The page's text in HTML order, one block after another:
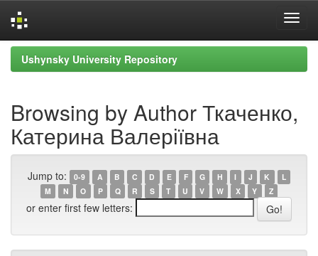
Skip
navigation
Ushynsky University Repository
Browsing by Author Ткаченко,
Катерина Валеріївна
Jump to: 0-9 A B C D E F G H I J K
L
M
N O P Q R S T U V W X Y Z
or enter first few letters: